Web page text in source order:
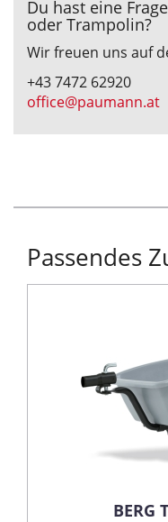
Du hast eine
oder Trampolin?
Wir freuen uns auf
+43 7472 62920
office@paumann.at
Passendes
BERG